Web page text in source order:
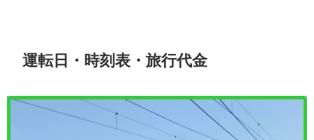
運転日・時刻表・旅行代金